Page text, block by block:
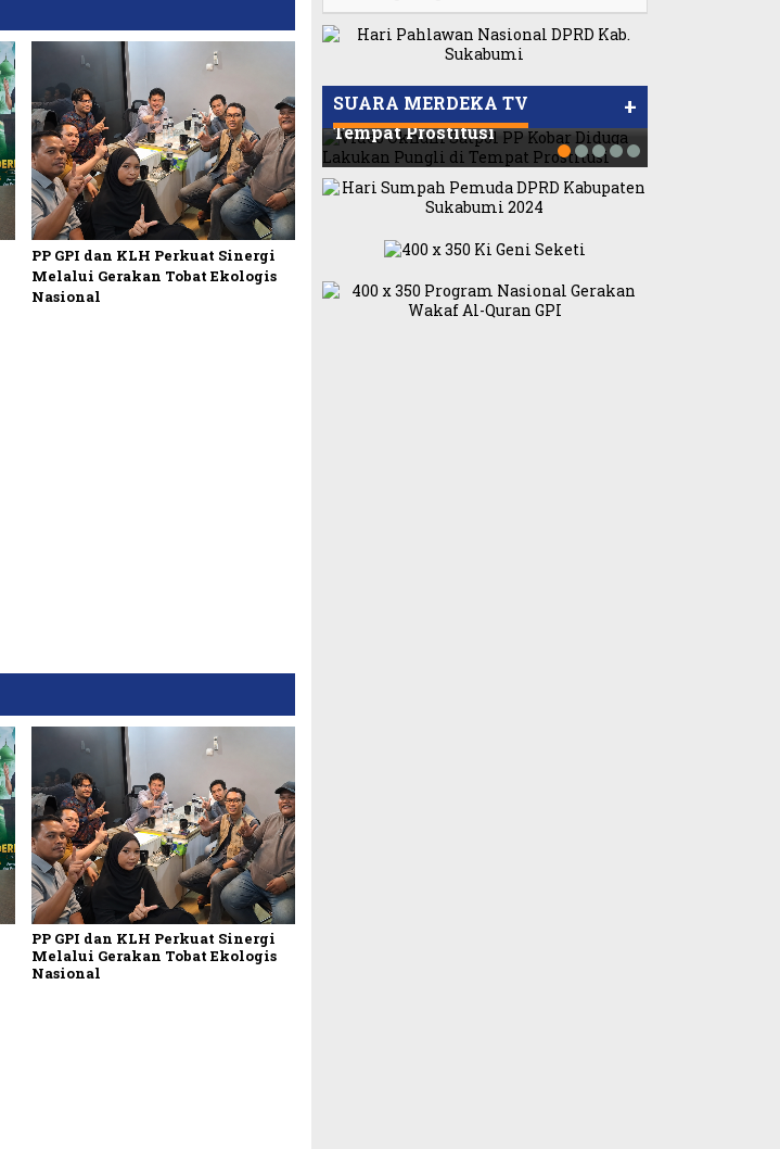
PP GPI dan KLH Perkuat Sinergi
Melalui Gerakan Tobat Ekologis
Nasional
PP GPI dan KLH Perkuat Sinergi
Melalui Gerakan Tobat Ekologis
Nasional
SUARA MERDEKA TV +
Viral Video Ada Setoran RSUD
Sekretaris GPI: Kedua Tokoh…
Balaikota DKI Jakarta
Video Oknum Satpol PP Kobar
Diduga Lakukan Pungli di
Tempat Prostitusi